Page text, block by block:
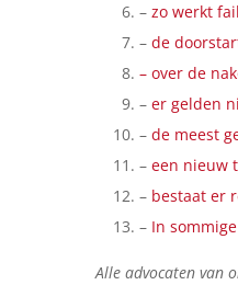
– zo werkt
– de
– over de
– er gelden
– de meest
– een nieuw
– bestaat er
– In
Alle advocaten van